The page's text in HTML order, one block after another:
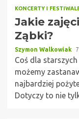
KONCERTY I
Jakie
Ząbki?
Szymon Walkowiak
Coś dla
możemy
najbardziej
Dotyczy to nie